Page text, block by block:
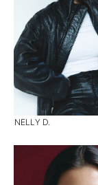
NELLY D.